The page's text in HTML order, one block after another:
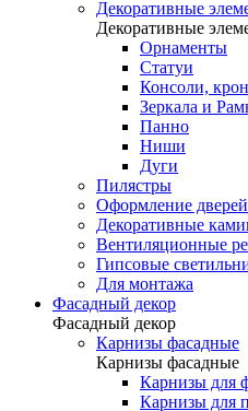
Декоративные
Декоративные
Орнаменты
Статуи
Консоли,
Зеркала и
Панно
Ниши
Дуги
Пилястры
Оформление дверей
Декоративные
Вентиляционные
Гипсовые
Для монтажа
Фасадный декор
Фасадный декор
Карнизы фасадные
Карнизы фасадные
Карнизы для
Карнизы для